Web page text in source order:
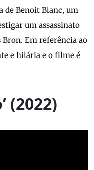
de Benoit Blanc, um
um assassinato
Em referência ao
e hilária e o filme é
(2022)